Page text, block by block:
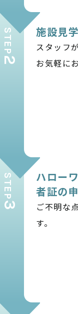
STEP
2
施設見学
スタッフ
お気軽に
STEP
3
ハロー
者証の
ご不明な
す。